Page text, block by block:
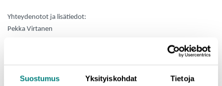
Suostumus Yksityiskohdat Tietoja
Yhteydenotot ja lisätiedot:
Pekka Virtanen